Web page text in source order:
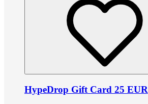
HypeDrop Gift Card 25 EUR